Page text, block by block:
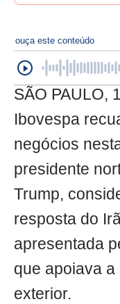
ouça este conteúdo
SÃO PAULO,
Ibovespa
negócios
presidente
Trump,
resposta do
apresentada
que apoiava a
exterior.